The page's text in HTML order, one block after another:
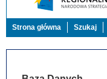
Strona główna Szukaj